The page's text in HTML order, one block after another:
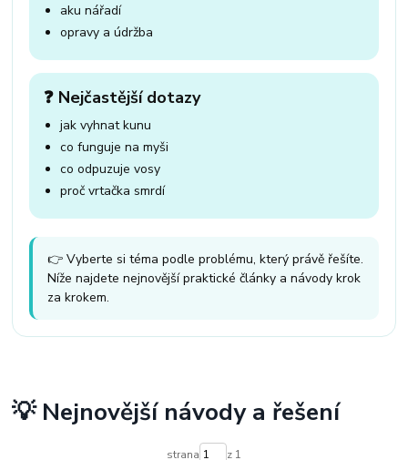
aku nářadí
opravy a údržba
❓ Nejčastější dotazy
jak vyhnat kunu
co funguje na myši
co odpuzuje vosy
proč vrtačka smrdí
👉 Vyberte si téma podle problému, který právě řešíte.
Níže najdete nejnovější praktické články a návody krok
za krokem.
💡 Nejnovější návody a řešení
strana z 1